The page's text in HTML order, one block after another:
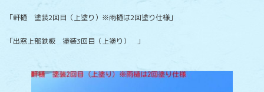
「軒樋 塗装2回目（上塗り）※雨樋は2回塗り仕様」
「出窓上部鉄板 塗装3回目（上塗り） 」